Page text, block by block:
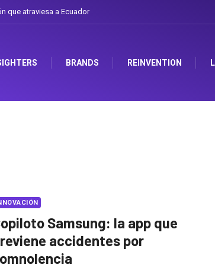
que atraviesa a EcuadorGabriela Herrera y el arte de
BRANDS REINVENTION
Samsung: la app que
accidentes por